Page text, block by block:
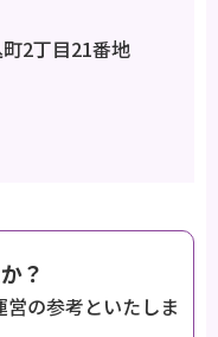
2丁目21番地
？
の参考といたしま